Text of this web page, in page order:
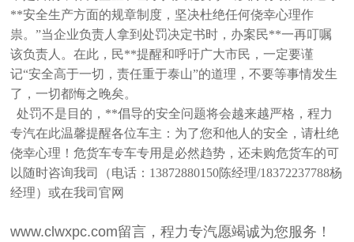
**安全生产方面的规章制度，坚决杜绝任何侥幸心理作
祟。”当企业负责人拿到处罚决定书时，办案民**一再叮嘱
该负责人。在此，民**提醒和呼吁广大市民，一定要谨
记“安全高于一切，责任重于泰山”的道理，不要等事情发生
了，一切都悔之晚矣。
处罚不是目的，**倡导的安全问题将会越来越严格，程力
专汽在此温馨提醒各位车主：为了您和他人的安全，请杜绝
侥幸心理！危货车专车专用是必然趋势，还未购危货车的可
以随时咨询我司（电话：13872880150陈经理/18372237788杨
经理）或在我司官网
www.clwxpc.com留言，程力专汽愿竭诚为您服务！